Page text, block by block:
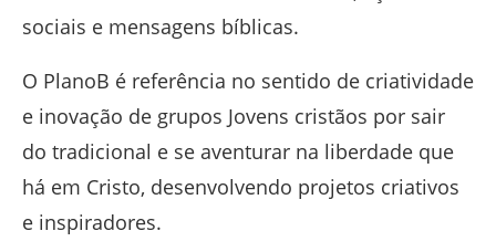
sociais e mensagens bíblicas.
O PlanoB é referência no sentido de criatividade
e inovação de grupos Jovens cristãos por sair
do tradicional e se aventurar na liberdade que
há em Cristo, desenvolvendo projetos criativos
e inspiradores.